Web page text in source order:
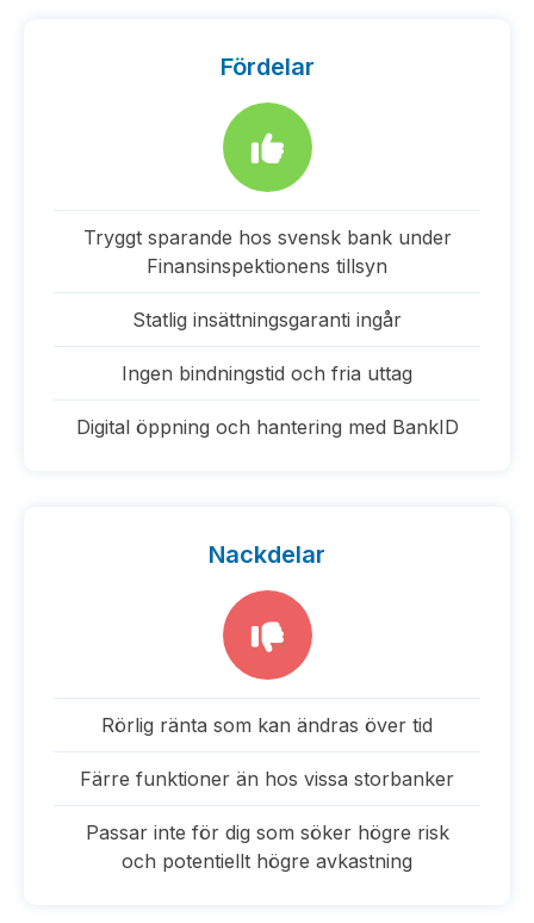
Fördelar
Tryggt sparande hos svensk bank under
Finansinspektionens tillsyn
Statlig insättningsgaranti ingår
Ingen bindningstid och fria uttag
Digital öppning och hantering med BankID
Nackdelar
Rörlig ränta som kan ändras över tid
Färre funktioner än hos vissa storbanker
Passar inte för dig som söker högre risk
och potentiellt högre avkastning